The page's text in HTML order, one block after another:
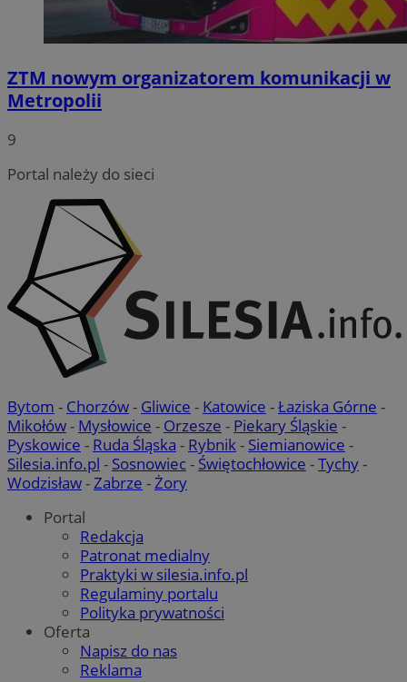
ZTM nowym organizatorem komunikacji w
Metropolii
9
Portal należy do sieci
Bytom - Chorzów- Gliwice - Katowice -Łaziska Górne -
Mikołów- Mysłowice - Orzesze - Piekary Śląskie -
Pyskowice - Ruda Śląska - Rybnik- Siemianowice -
Silesia.info.pl - Sosnowiec- Świętochłowice -Tychy-
Wodzisław-Zabrze -Żory
Portal
Redakcja
Patronat medialny
Praktyki w silesia.info.pl
Regulaminy portalu
Polityka prywatności
Oferta
Napisz do nas
Reklama